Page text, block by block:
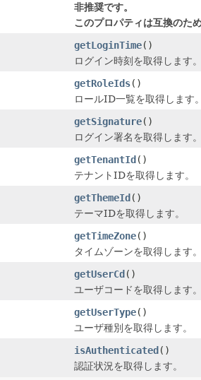
非推奨です。
このプロパティは互換のた
getLoginTime()
ログイン時刻を取得します
getRoleIds()
ロールID一覧を取得します
getSignature()
ログイン署名を取得します
getTenantId()
テナントIDを取得します。
getThemeId()
テーマIDを取得します。
getTimeZone()
タイムゾーンを取得します
getUserCd()
ユーザコードを取得します
getUserType()
ユーザ種別を取得します。
isAuthenticated()
認証状況を取得します。